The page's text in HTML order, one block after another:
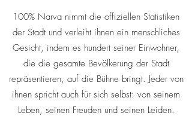
100% Narva nimmt die offiziellen Statistiken
der Stadt und verleiht ihnen ein menschliches
Gesicht, indem es hundert seiner Einwohner,
die die gesamte Bevölkerung der Stadt
repräsentieren, auf die Bühne bringt. Jeder von
ihnen spricht auch für sich selbst: von seinem
Leben, seinen Freuden und seinen Leiden.